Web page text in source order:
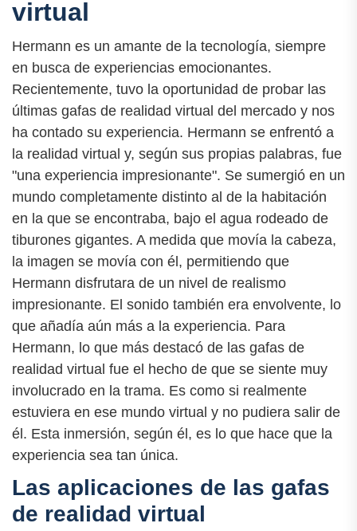
virtual
Hermann es un amante de la tecnología, siempre
en busca de experiencias emocionantes.
Recientemente, tuvo la oportunidad de probar las
últimas gafas de realidad virtual del mercado y nos
ha contado su experiencia. Hermann se enfrentó a
la realidad virtual y, según sus propias palabras, fue
"una experiencia impresionante". Se sumergió en un
mundo completamente distinto al de la habitación
en la que se encontraba, bajo el agua rodeado de
tiburones gigantes. A medida que movía la cabeza,
la imagen se movía con él, permitiendo que
Hermann disfrutara de un nivel de realismo
impresionante. El sonido también era envolvente, lo
que añadía aún más a la experiencia. Para
Hermann, lo que más destacó de las gafas de
realidad virtual fue el hecho de que se siente muy
involucrado en la trama. Es como si realmente
estuviera en ese mundo virtual y no pudiera salir de
él. Esta inmersión, según él, es lo que hace que la
experiencia sea tan única.
Las aplicaciones de las gafas
de realidad virtual